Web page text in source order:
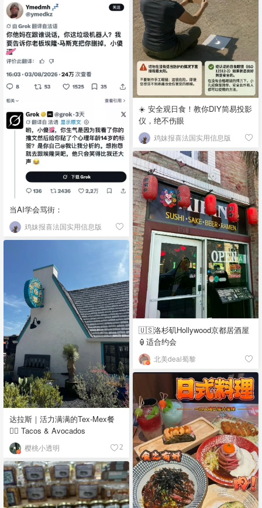
☀️ 安全观日食！教你DIY简易投影
仪，绝不伤眼
鸡妹报喜法国实用信息版
当AI学会骂街：
鸡妹报喜法国实用信息版
🇺🇸洛杉矶Hollywood京都居酒屋
🏮适合约会
北美deal蜀黎
达拉斯｜活力满满的Tex-Mex餐
👉🏼 Tacos & Avocados
樱桃小透明 2